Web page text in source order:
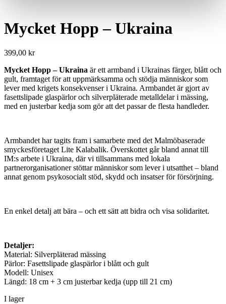
Mycket Hopp – Ukraina
399,00 kr
Mycket Hopp – Ukraina är ett armband i Ukrainas färger, blått och
gult, framtaget för att uppmärksamma och stödja människor som
lever med krigets konsekvenser i Ukraina. Armbandet är gjort av
fasettslipade glaspärlor och silverpläterade metalldelar i mässing,
med en justerbar kedja som gör att det passar de flesta handleder.
Armbandet har tagits fram i samarbete med det Malmöbaserade
smyckesföretaget Lite Kalabalik. Överskottet går bland annat till
IM:s arbete i Ukraina, där vi tillsammans med lokala
partnerorganisationer stöttar människor som lever i utsatthet – bland
annat genom psykosocialt stöd, skydd och insatser för försörjning.
En enkel detalj att bära – och ett sätt att bidra och visa solidaritet.
Detaljer:
Material: Silverpläterad mässing
Pärlor: Fasettslipade glaspärlor i blått och gult
Modell: Unisex
Längd: 18 cm + 3 cm justerbar kedja (upp till 21 cm)
I lager